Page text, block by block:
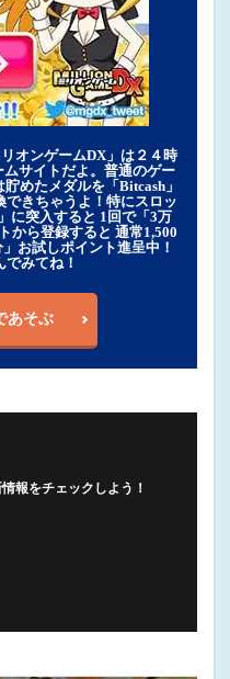
オンゲームDX」は２４時
サイトだよ。普通のゲー
めたメダルを「Bitcash」
きちゃうよ！特にスロッ
に突入すると 1回で「3万
から登録すると 通常1,500
お試しポイント進呈中！
みてね！
あそぶ
報をチェックしよう！